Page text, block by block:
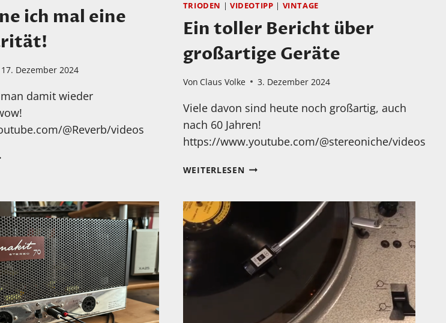
ich mal eine
17. Dezember 2024
damit wieder
@Reverb/videos
TRIODEN | VIDEOTIPP | VINTAGE
Ein toller Bericht über
großartige Geräte
Von Claus Volke 3. Dezember 2024
Viele davon sind heute noch großartig, auch
nach 60 Jahren!
https://www.youtube.com/@stereoniche/videos
WEITERLESENEIN
GROSSARTIGE G
ERÄTE